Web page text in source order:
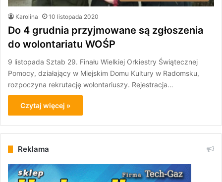
Karolina 10 listopada 2020
Do 4 grudnia przyjmowane są zgłoszenia
do wolontariatu WOŚP
9 listopada Sztab 29. Finału Wielkiej Orkiestry Świątecznej
Pomocy, działający w Miejskim Domu Kultury w Radomsku,
rozpoczyna rekrutację wolontariuszy. Rejestracja…
Czytaj więcej »
Reklama